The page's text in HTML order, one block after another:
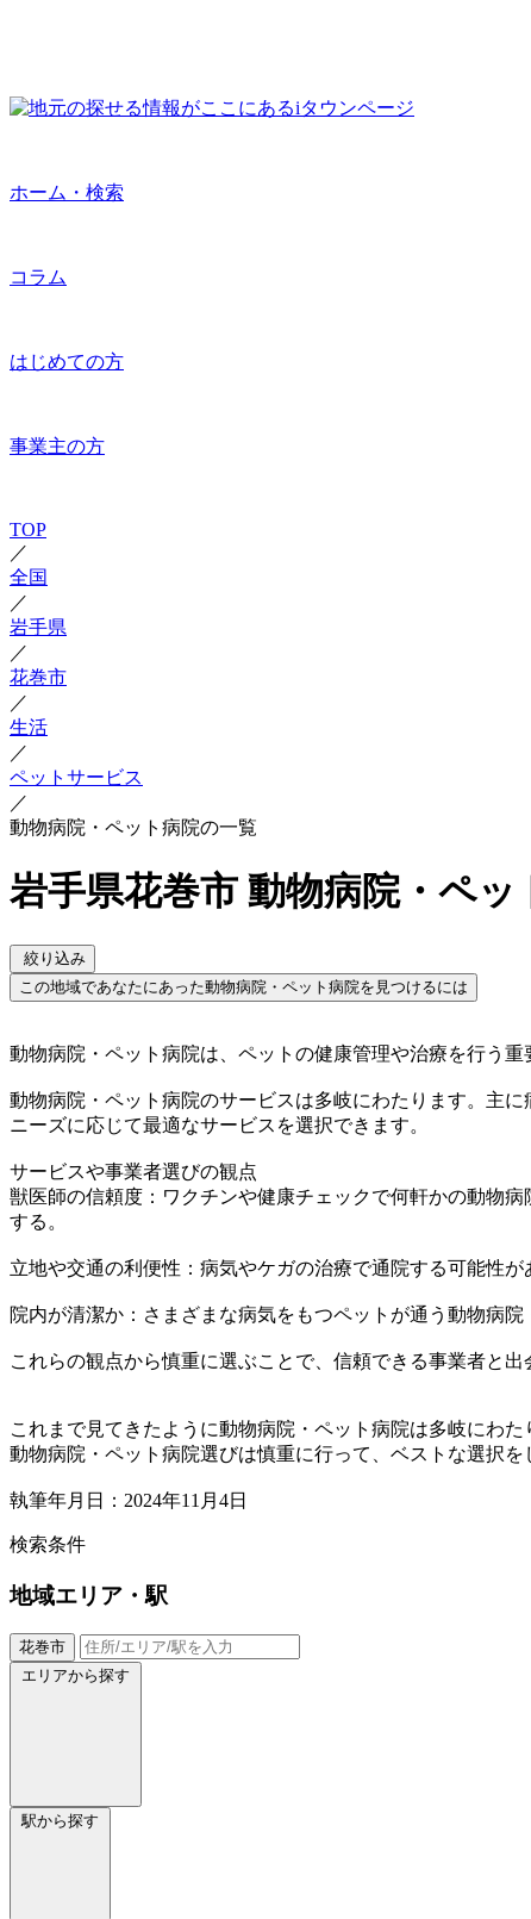
ホーム・検索
コラム
はじめての方
事業主の方
TOP
／
全国
／
岩手県
／
花巻市
／
生活
／
ペットサービス
／
動物病院・ペット病院の一覧
岩手県花巻市 動物病院・ペ
絞り込み
この地域であなたにあった動物病院・ペット病院を見つけるには
動物病院・ペット病院は、ペットの健康管理や治療を行う
動物病院・ペット病院のサービスは多岐にわたります。主
ニーズに応じて最適なサービスを選択できます。
サービスや事業者選びの観点
獣医師の信頼度：ワクチンや健康チェックで何軒かの動物
する。
立地や交通の利便性：病気やケガの治療で通院する可能性
院内が清潔か：さまざまな病気をもつペットが通う動物病
これらの観点から慎重に選ぶことで、信頼できる事業者と出
これまで見てきたように動物病院・ペット病院は多岐にわ
動物病院・ペット病院選びは慎重に行って、ベストな選択を
執筆年月日：2024年11月4日
検索条件
地域エリア・駅
花巻市
エリアから探す
駅から探す